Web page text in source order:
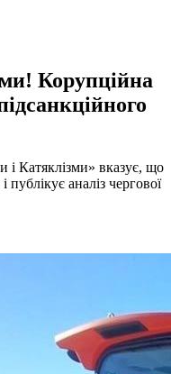
Корупційна
і Катяклізми» вказує, що
аналіз чергової